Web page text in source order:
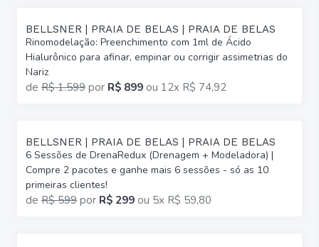
BELLSNER | PRAIA DE BELAS | PRAIA DE BELAS
Rinomodelação: Preenchimento com 1ml de Ácido
Hialurônico para afinar, empinar ou corrigir assimetrias do
Nariz
de R$ 1.599 por R$ 899 ou 12x R$ 74,92
BELLSNER | PRAIA DE BELAS | PRAIA DE BELAS
6 Sessões de DrenaRedux (Drenagem + Modeladora) |
Compre 2 pacotes e ganhe mais 6 sessões - só as 10
primeiras clientes!
de R$ 599 por R$ 299 ou 5x R$ 59,80